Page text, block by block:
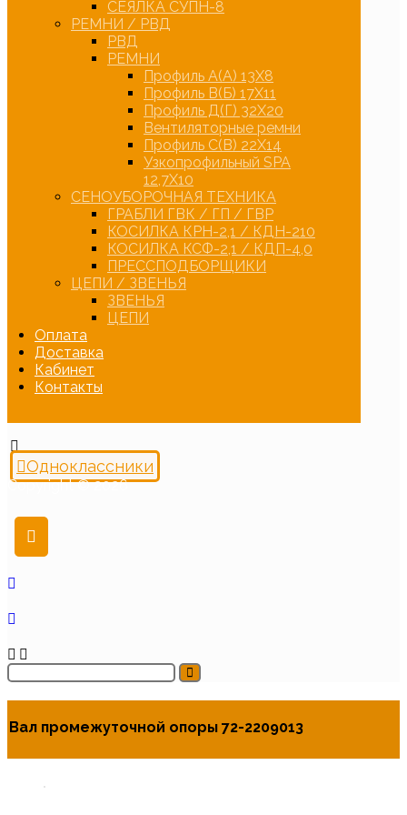
СЕЯЛКА СУПН-8
РЕМНИ / РВД
РВД
РЕМНИ
Профиль А(А) 13Х8
Профиль В(Б) 17Х11
Профиль Д(Г) 32Х20
Вентиляторные ремни
Профиль С(В) 22Х14
Узкопрофильный SPA
12,7Х10
СЕНОУБОРОЧНАЯ ТЕХНИКА
ГРАБЛИ ГВК / ГП / ГВР
КОСИЛКА КРН-2,1 / КДН-210
КОСИЛКА КСФ-2,1 / КДП-4,0
ПРЕССПОДБОРЩИКИ
ЦЕПИ / ЗВЕНЬЯ
ЗВЕНЬЯ
ЦЕПИ
Оплата
Доставка
Кабинет
Контакты
Одноклассники
Copyright © 2026
Вал промежуточной опоры 72-2209013